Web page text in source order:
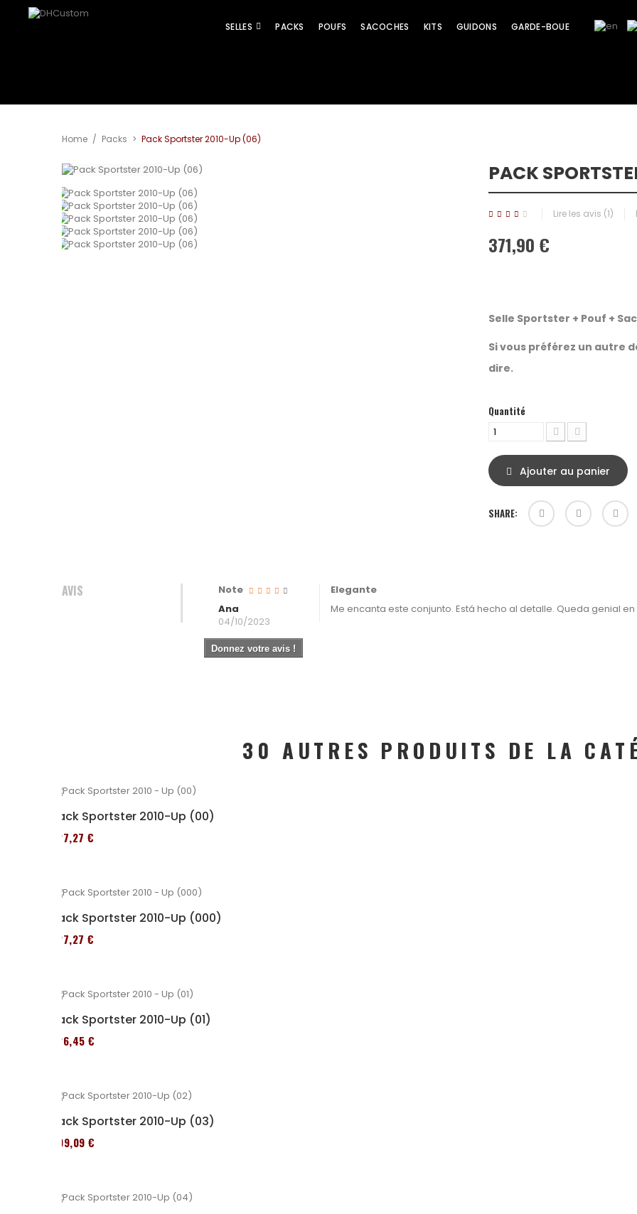
SELLES PACKS POUFS SACOCHES KITS GUIDONS GARDE-BOUE
Home / Packs > Pack Sportster 2010-Up (06)Agrandir
PACK
Lire les avis (1)
371,90 €
Selle Sportster + Pouf +
Si vous préférez un autre
dire.
Quantité
Ajouter au panier
SHARE:
AVIS
Note
Ana
04/10/2023
Elegante
Me encanta este conjunto. Está hecho al detalle. Queda genial en
Donnez votre avis !
30 AUTRES PRODUITS DE LA
Pack Sportster 2010-Up (00)
227,27 €
Pack Sportster 2010-Up (000)
227,27 €
Pack Sportster 2010-Up (01)
326,45 €
Pack Sportster 2010-Up (03)
409,09 €